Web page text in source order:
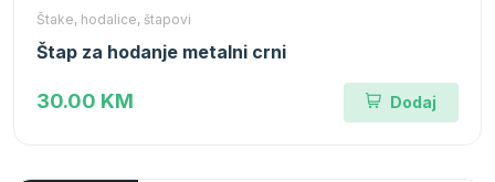
Štake, hodalice, štapovi
Štap za hodanje metalni crni
30.00 KM Dodaj